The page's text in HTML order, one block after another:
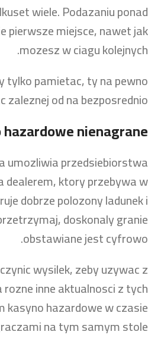
wiele. Podazaniu ponad
pierwsze miejsce, nawet jak
mozesz w ciagu kolejnych.
tylko pamietac, ty na pewno
od na bezposrednio.
hazardowe nienagrane
umozliwia przedsiebiorstwa
dealerem, ktory przebywa w
dobrze polozony ladunek i
doskonaly granie
obstawiane jest cyfrowo.
wysilek, zeby uzywac z
inne aktualnosci z tych
hazardowe w czasie
na tym samym stole.